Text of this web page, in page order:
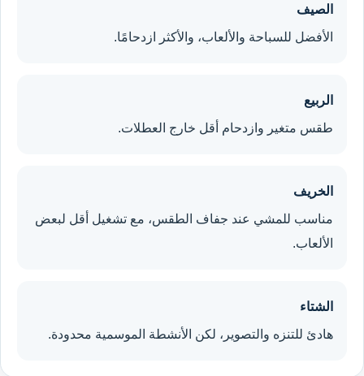
الصيف
الأفضل للسباحة والألعاب، والأكثر ازدحامًا.
الربيع
طقس متغير وازدحام أقل خارج العطلات.
الخريف
مناسب للمشي عند جفاف الطقس، مع تشغيل أقل لبعض
الألعاب.
الشتاء
هادئ للتنزه والتصوير، لكن الأنشطة الموسمية محدودة.